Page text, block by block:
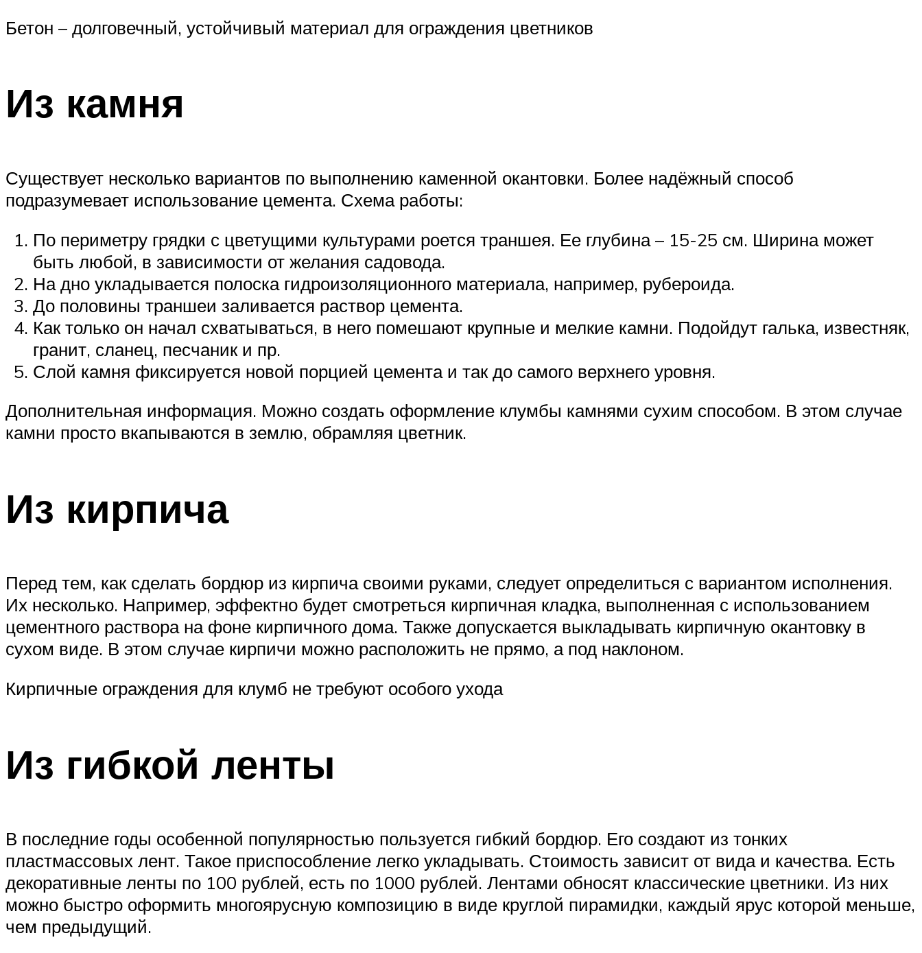
Бетон – долговечный, устойчивый материал для ограждения цветников
Из камня
Существует несколько вариантов по выполнению каменной окантовки. Более надёжный способ
подразумевает использование цемента. Схема работы:
По периметру грядки с цветущими культурами роется траншея. Ее глубина – 15-25 см. Ширина может
быть любой, в зависимости от желания садовода.
На дно укладывается полоска гидроизоляционного материала, например, рубероида.
До половины траншеи заливается раствор цемента.
Как только он начал схватываться, в него помешают крупные и мелкие камни. Подойдут галька, известняк,
гранит, сланец, песчаник и пр.
Слой камня фиксируется новой порцией цемента и так до самого верхнего уровня.
Дополнительная информация. Можно создать оформление клумбы камнями сухим способом. В этом случае
камни просто вкапываются в землю, обрамляя цветник.
Из кирпича
Перед тем, как сделать бордюр из кирпича своими руками, следует определиться с вариантом исполнения.
Их несколько. Например, эффектно будет смотреться кирпичная кладка, выполненная с использованием
цементного раствора на фоне кирпичного дома. Также допускается выкладывать кирпичную окантовку в
сухом виде. В этом случае кирпичи можно расположить не прямо, а под наклоном.
Кирпичные ограждения для клумб не требуют особого ухода
Из гибкой ленты
В последние годы особенной популярностью пользуется гибкий бордюр. Его создают из тонких
пластмассовых лент. Такое приспособление легко укладывать. Стоимость зависит от вида и качества. Есть
декоративные ленты по 100 рублей, есть по 1000 рублей. Лентами обносят классические цветники. Из них
можно быстро оформить многоярусную композицию в виде круглой пирамидки, каждый ярус которой меньше,
чем предыдущий.